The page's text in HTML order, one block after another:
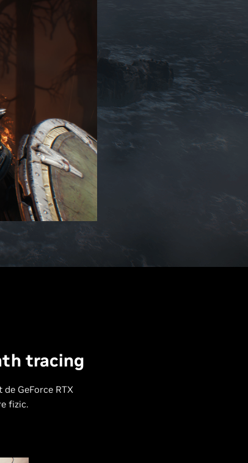
tracing
GeForce RTX
fizic.